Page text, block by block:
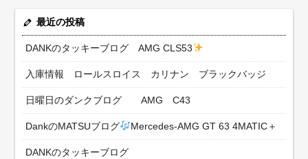
最近の投稿
DANKのタッキーブログ AMG CLS53
入庫情報 ロールスロイス カリナン ブラックバッジ
日曜日のダンクブログ AMG C43
DankのMATSUブログ Mercedes-AMG GT 63 4MATIC＋
DANKのタッキーブログ